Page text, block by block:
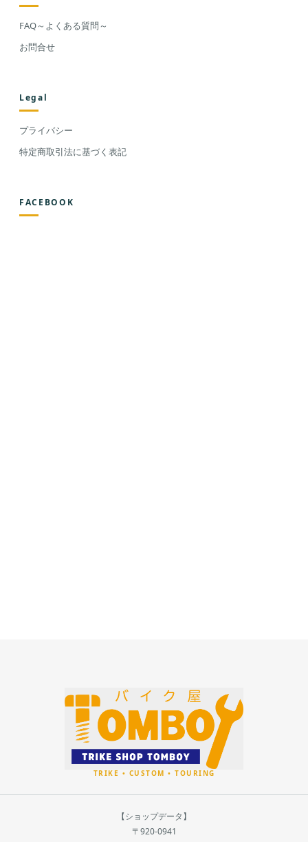
FAQ～よくある質問～
お問合せ
Legal
プライバシー
特定商取引法に基づく表記
FACEBOOK
【ショップデータ】
〒920-0941